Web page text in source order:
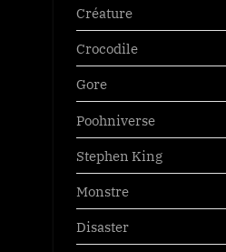
Créature
Crocodile
Gore
Poohniverse
Stephen King
Monstre
Disaster